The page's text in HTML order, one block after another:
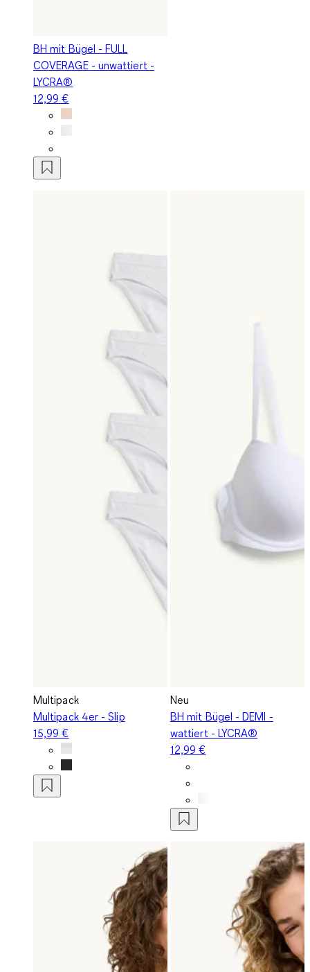
BH mit Bügel - FULL
COVERAGE - unwattiert -
LYCRA®
12,99 €
Multipack
Multipack 4er - Slip
15,99 €
Neu
BH mit Bügel - DEMI -
wattiert - LYCRA®
12,99 €